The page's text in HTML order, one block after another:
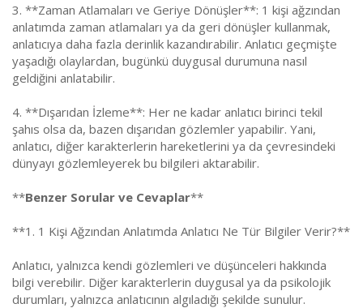
3. **Zaman Atlamaları ve Geriye Dönüşler**: 1 kişi ağzından
anlatımda zaman atlamaları ya da geri dönüşler kullanmak,
anlatıcıya daha fazla derinlik kazandırabilir. Anlatıcı geçmişte
yaşadığı olaylardan, bugünkü duygusal durumuna nasıl
geldiğini anlatabilir.
4. **Dışarıdan İzleme**: Her ne kadar anlatıcı birinci tekil
şahıs olsa da, bazen dışarıdan gözlemler yapabilir. Yani,
anlatıcı, diğer karakterlerin hareketlerini ya da çevresindeki
dünyayı gözlemleyerek bu bilgileri aktarabilir.
**Benzer Sorular ve Cevaplar**
**1. 1 Kişi Ağzından Anlatımda Anlatıcı Ne Tür Bilgiler Verir?**
Anlatıcı, yalnızca kendi gözlemleri ve düşünceleri hakkında
bilgi verebilir. Diğer karakterlerin duygusal ya da psikolojik
durumları, yalnızca anlatıcının algıladığı şekilde sunulur.